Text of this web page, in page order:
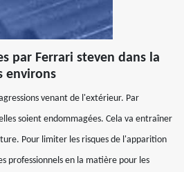
par Ferrari steven dans la
environs
venant de l'extérieur. Par
soient endommagées. Cela va entraîner
Pour limiter les risques de l'apparition
professionnels en la matière pour les